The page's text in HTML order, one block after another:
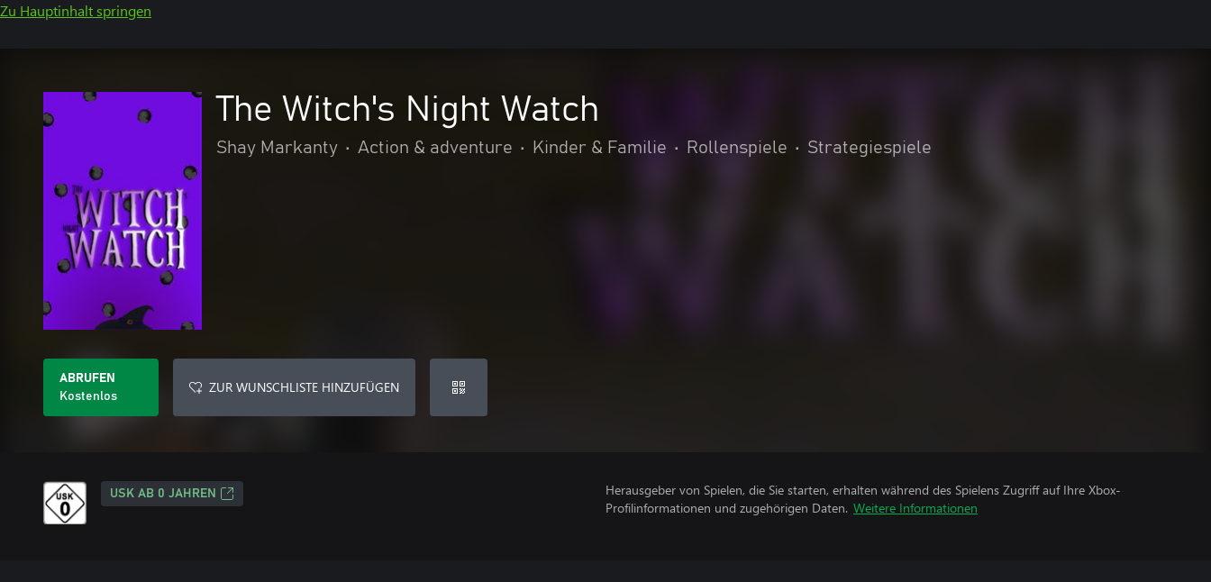
Zu Hauptinhalt springen
The Witch's Night Watch
Shay Markanty • Action & adventure • Kinder & Familie • Rollenspiele • Strategiespiele
ABRUFEN
Kostenlos
ZUR WUNSCHLISTE HINZUFÜGEN
USK AB 0 JAHREN
Herausgeber von Spielen, die Sie starten, erhalten während des Spielens Zugriff auf Ihre Xbox-
Profilinformationen und zugehörigen Daten. Weitere Informationen